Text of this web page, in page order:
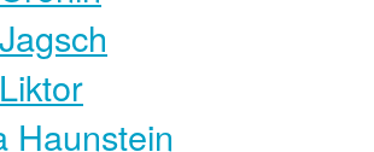
Haunstein